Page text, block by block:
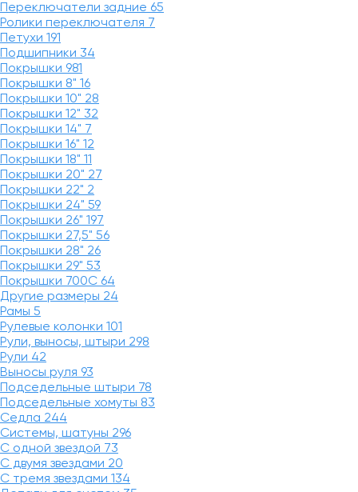
Переключатели задние 65
Ролики переключателя 7
Петухи 191
Подшипники 34
Покрышки 981
Покрышки 8" 16
Покрышки 10" 28
Покрышки 12" 32
Покрышки 14" 7
Покрышки 16" 12
Покрышки 18" 11
Покрышки 20" 27
Покрышки 22" 2
Покрышки 24" 59
Покрышки 26" 197
Покрышки 27,5" 56
Покрышки 28" 26
Покрышки 29" 53
Покрышки 700C 64
Другие размеры 24
Рамы 5
Рулевые колонки 101
Рули, выносы, штыри 298
Рули 42
Выносы руля 93
Подседельные штыри 78
Подседельные хомуты 83
Седла 244
Системы, шатуны 296
С одной звездой 73
С двумя звездами 20
С тремя звездами 134